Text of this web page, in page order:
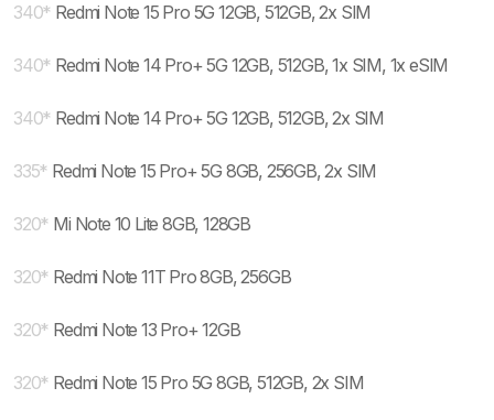
340* Redmi Note 15 Pro 5G 12GB, 512GB, 2x SIM
340* Redmi Note 14 Pro+ 5G 12GB, 512GB, 1x SIM, 1x eSIM
340* Redmi Note 14 Pro+ 5G 12GB, 512GB, 2x SIM
335* Redmi Note 15 Pro+ 5G 8GB, 256GB, 2x SIM
320* Mi Note 10 Lite 8GB, 128GB
320* Redmi Note 11T Pro 8GB, 256GB
320* Redmi Note 13 Pro+ 12GB
320* Redmi Note 15 Pro 5G 8GB, 512GB, 2x SIM